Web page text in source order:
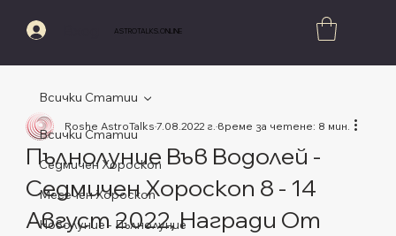
ASTROTALKS.ONLINE
Всички Статии
Седмичен Хороскоп
Месечен Хороскоп
Новолуние - Пълнолуние
Всички Статии
Пълнолуние Във Водолей -
Седмичен Хороскоп 8 - 14
Август 2022, Награди От
Roshe AstroTalks7.08.2022 г.време за четене: 8 мин.